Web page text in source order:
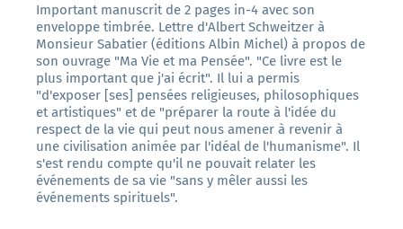
Important manuscrit de 2 pages in-4 avec son
enveloppe timbrée. Lettre d'Albert Schweitzer à
Monsieur Sabatier (éditions Albin Michel) à propos de
son ouvrage "Ma Vie et ma Pensée". "Ce livre est le
plus important que j'ai écrit". Il lui a permis
"d'exposer [ses] pensées religieuses, philosophiques
et artistiques" et de "préparer la route à l'idée du
respect de la vie qui peut nous amener à revenir à
une civilisation animée par l'idéal de l'humanisme". Il
s'est rendu compte qu'il ne pouvait relater les
événements de sa vie "sans y mêler aussi les
événements spirituels".